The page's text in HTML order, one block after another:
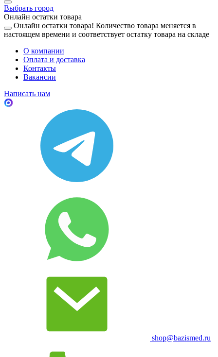
Выбрать город
Онлайн остатки товара
Онлайн остатки товара! Количество товара меняется в
настоящем времени и соответствует остатку товара на складе
О компании
Оплата и доставка
Контакты
Вакансии
Написать нам
shop@bazismed.ru